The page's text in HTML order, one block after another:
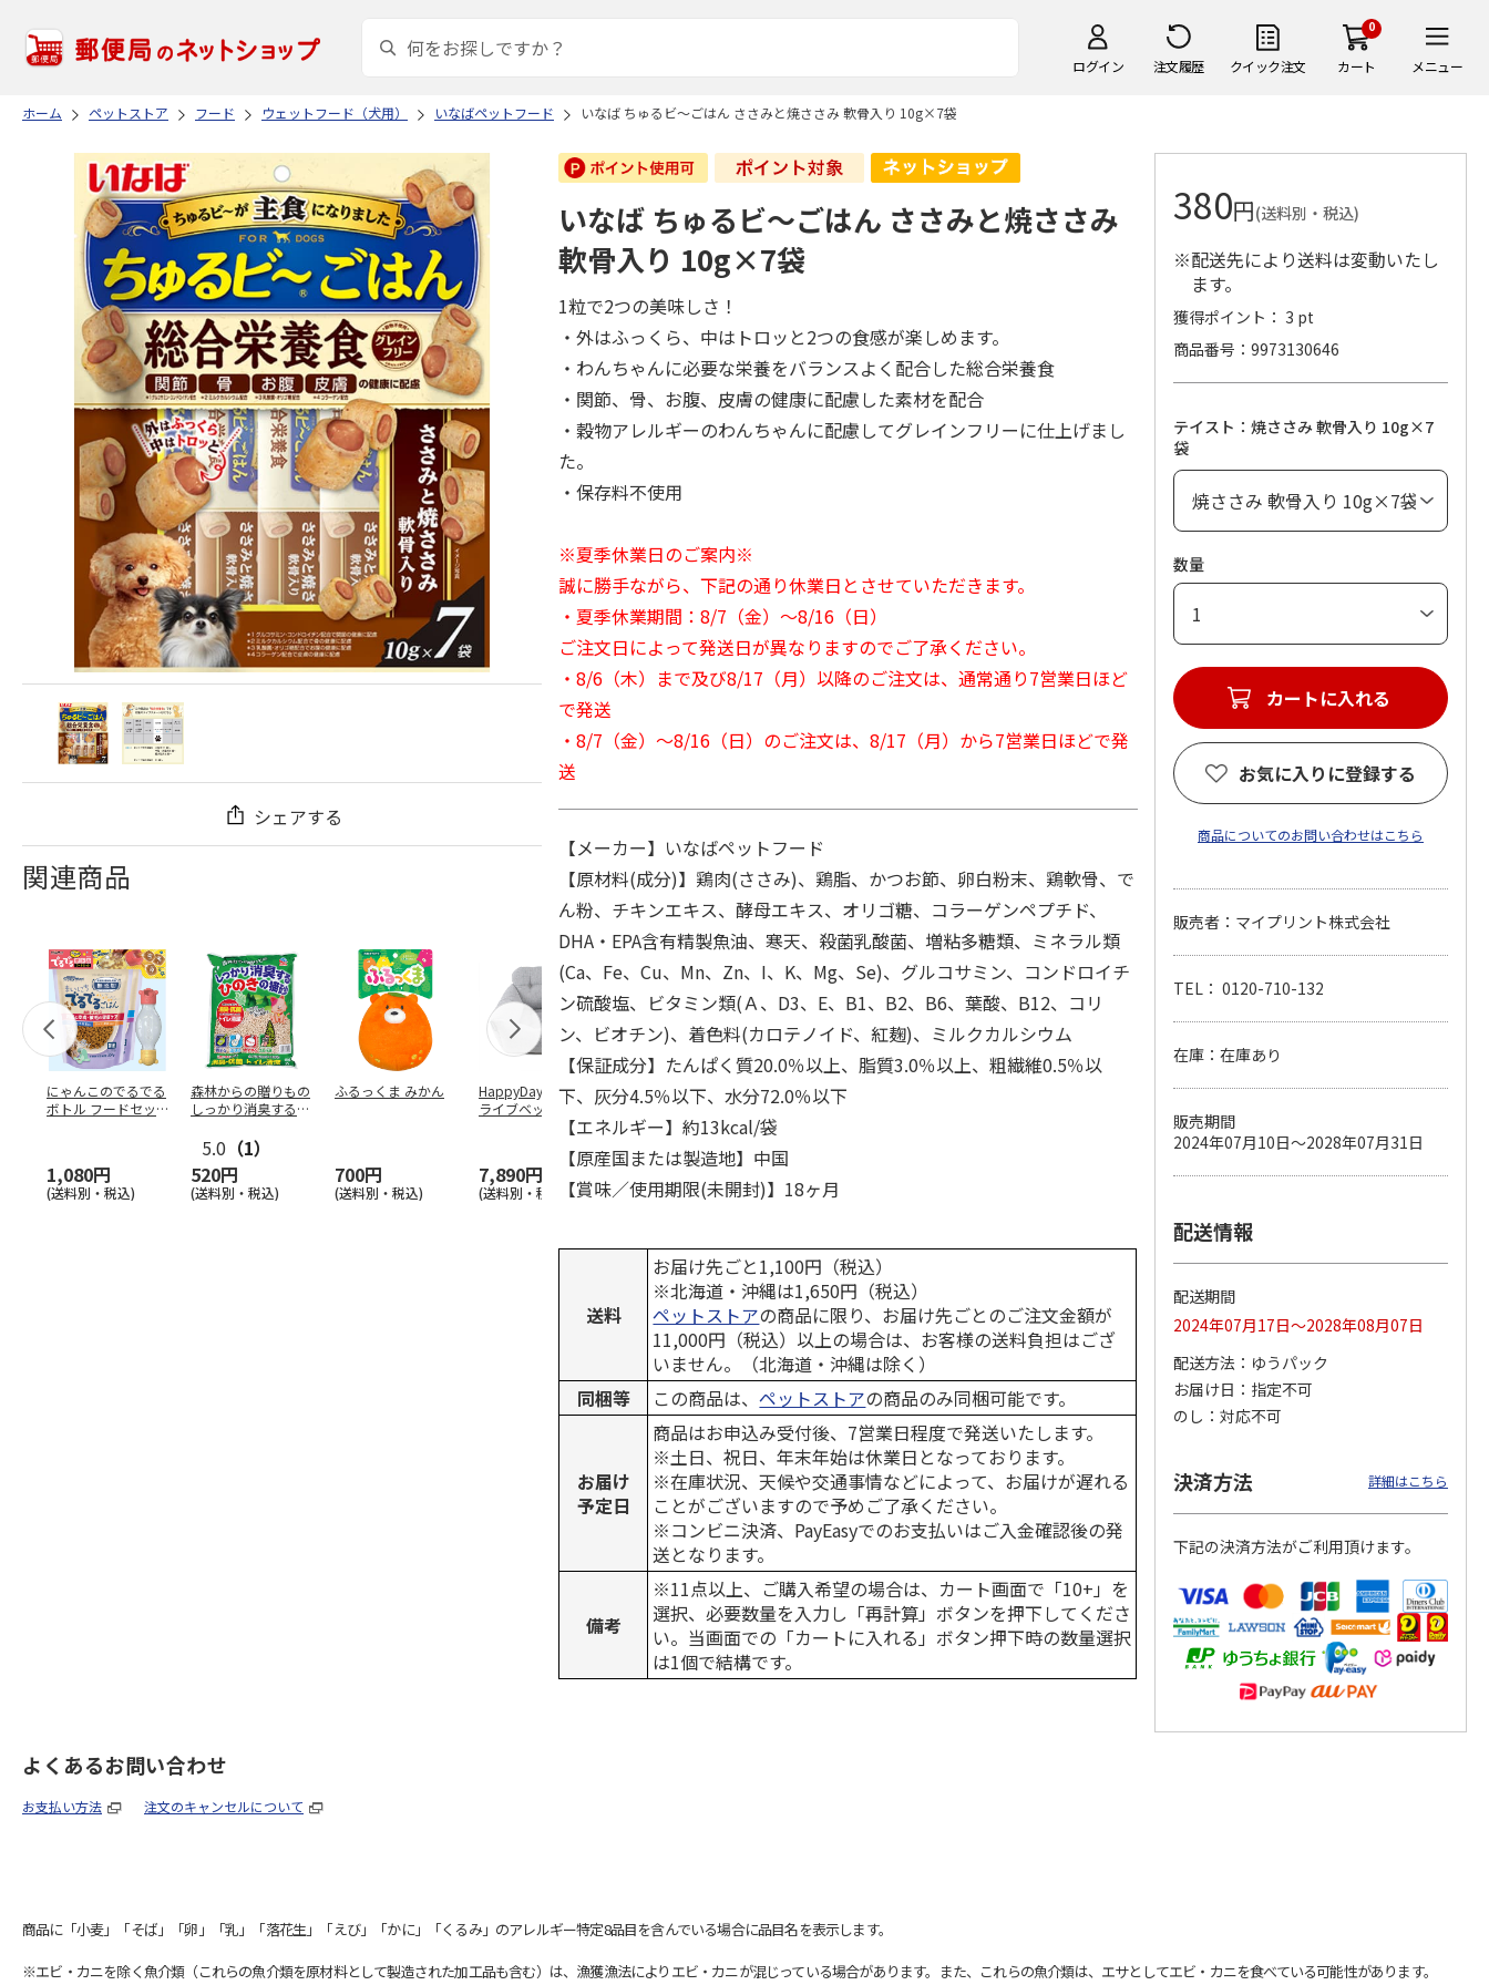
ログイン 注文履歴 クイック注文
0
カート メニュー
ホーム ペットストア フード ウェットフード（犬用） いなばペットフード いなば ちゅるビ～ごはん ささみと焼ささみ 軟骨入り 10g×7袋
シェアする
関連商品
にゃんこのでるでる
ボトル フードセッ
1,080円
(送料別・税込)
森林からの贈りもの
しっかり消臭するひ
5.0 （1）
520円
(送料別・税込)
ふるっくま みかん
700円
(送料別・税込)
HappyDays 2wayド
ライブベッド グレ
7,890円
(送料別・税込)
獣医師開発 ニオイ
をとる砂専用 猫ト
イレ ナチュラルグ
1,550円
(送料別・税込)
デオトイレ 飛び散
らない消臭・抗菌サ
ンド 4L
1,320円
(送料別・税込)
ペット線香 虹のか
ローラルの香り
590円
CIAO 香り立つクラ
380円
いなば ちゅるビ～ごはん ささみと焼ささみ
軟骨入り 10g×7袋
1粒で2つの美味しさ！
・外はふっくら、中はトロッと2つの食感が楽しめます。
・わんちゃんに必要な栄養をバランスよく配合した総合栄養食
・関節、骨、お腹、皮膚の健康に配慮した素材を配合
・穀物アレルギーのわんちゃんに配慮してグレインフリーに仕上げまし
た。
・保存料不使用
※夏季休業日のご案内※
誠に勝手ながら、下記の通り休業日とさせていただきます。
・夏季休業期間：8/7（金）～8/16（日）
ご注文日によって発送日が異なりますのでご了承ください。
・8/6（木）まで及び8/17（月）以降のご注文は、通常通り7営業日ほど
で発送
・8/7（金）～8/16（日）のご注文は、8/17（月）から7営業日ほどで発
送
【メーカー】いなばペットフード
【原材料(成分)】鶏肉(ささみ)、鶏脂、かつお節、卵白粉末、鶏軟骨、で
ん粉、チキンエキス、酵母エキス、オリゴ糖、コラーゲンペプチド、
DHA・EPA含有精製魚油、寒天、殺菌乳酸菌、増粘多糖類、ミネラル類
(Ca、Fe、Cu、Mn、Zn、I、K、Mg、Se)、グルコサミン、コンドロイチ
ン硫酸塩、ビタミン類(Ａ、D3、E、B1、B2、B6、葉酸、B12、コリ
ン、ビオチン)、着色料(カロテノイド、紅麹)、ミルクカルシウム
【保証成分】たんぱく質20.0％以上、脂質3.0％以上、粗繊維0.5％以
下、灰分4.5％以下、水分72.0％以下
【エネルギー】約13kcal/袋
【原産国または製造地】中国
【賞味／使用期限(未開封)】18ヶ月
送料
お届け先ごと1,100円（税込）
※北海道・沖縄は1,650円（税込）
ペットストアの商品に限り、お届け先ごとのご注文金額が
11,000円（税込）以上の場合は、お客様の送料負担はござ
いません。（北海道・沖縄は除く）
同梱等
この商品は、ペットストアの商品のみ同梱可能です。
お届け
予定日
商品はお申込み受付後、7営業日程度で発送いたします。
※土日、祝日、年末年始は休業日となっております。
※在庫状況、天候や交通事情などによって、お届けが遅れる
ことがございますので予めご了承ください。
※コンビニ決済、PayEasyでのお支払いはご入金確認後の発
送となります。
備考
※11点以上、ご購入希望の場合は、カート画面で「10+」を
選択、必要数量を入力し「再計算」ボタンを押下してくださ
い。当画面での「カートに入れる」ボタン押下時の数量選択
は1個で結構です。
380円(送料別・税込)
※配送先により送料は変動いたし
ます。
獲得ポイント： 3 pt
商品番号
9973130646
テイスト：焼ささみ 軟骨入り 10g×7
袋
数量
カートに入れる
お気に入りに登録する
商品についてのお問い合わせはこちら
販売者：マイプリント株式会社
TEL： 0120-710-132
在庫：在庫あり
販売期間
2024年07月10日～2028年07月31日
配送情報
配送期間
2024年07月17日～2028年08月07日
配送方法
ゆうパック
お届け日
指定不可
のし
対応不可
決済方法 詳細はこちら
下記の決済方法がご利用頂けます。
よくあるお問い合わせ
お支払い方法 注文のキャンセルについて
商品に「小麦」「そば」「卵」「乳」「落花生」「えび」「かに」「くるみ」のアレルギー特定8品目を含んでいる場合に品目名を表示します。
※エビ・カニを除く魚介類（これらの魚介類を原材料として製造された加工品も含む）は、漁獲漁法によりエビ・カニが混じっている場合があります。また、これらの魚介類は、エサとしてエビ・カニを食べている可能性があります。